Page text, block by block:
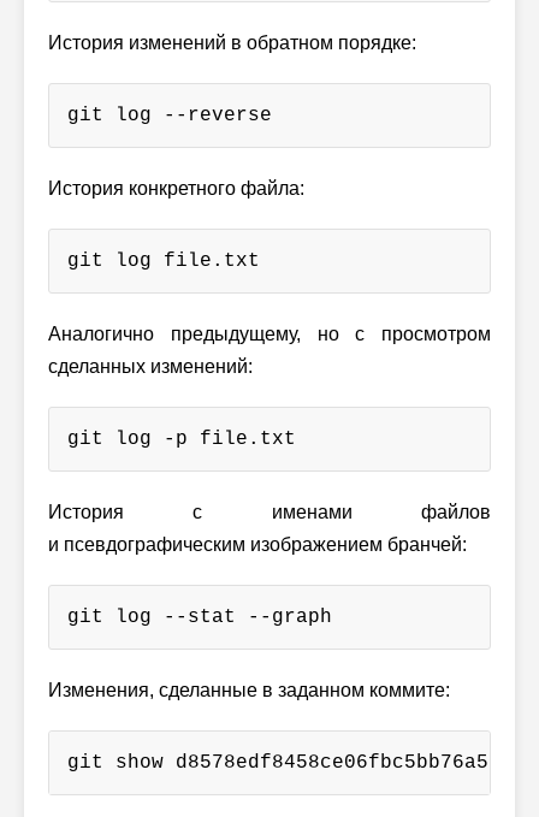
История изменений в обратном порядке:
git log --reverse
История конкретного файла:
git log file.txt
Аналогично предыдущему, но с просмотром
сделанных изменений:
git log -p file.txt
История с именами файлов
и псевдографическим изображением бранчей:
git log --stat --graph
Изменения, сделанные в заданном коммите:
git show